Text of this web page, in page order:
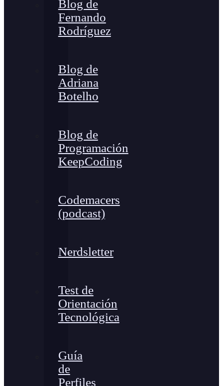
Blog de
Fernando
Rodríguez
Blog de
Adriana
Botelho
Blog de
Programación
KeepCoding
Codemacers
(podcast)
Nerdsletter
Test de
Orientación
Tecnológica
Guía
de
Perfiles